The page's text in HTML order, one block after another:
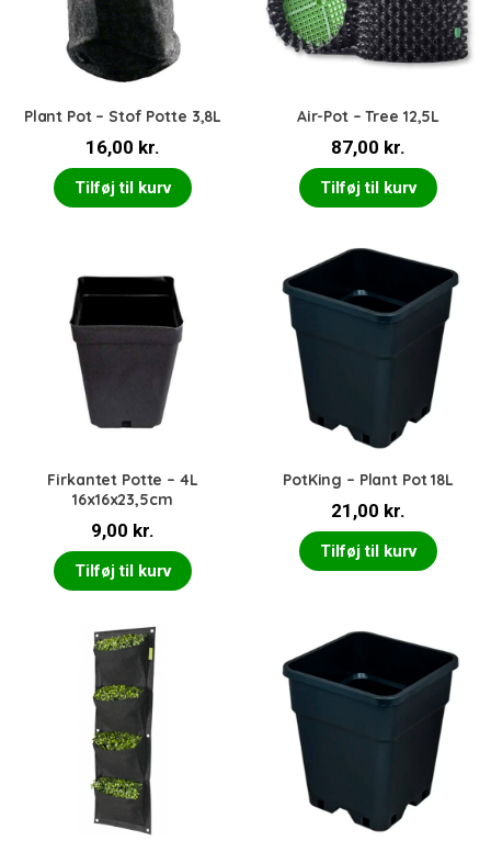
Plant Pot – Stof Potte 3,8L
16,00 kr.
Tilføj til kurv
Air-Pot – Tree 12,5L
87,00 kr.
Tilføj til kurv
Firkantet Potte – 4L
16x16x23,5cm
9,00 kr.
Tilføj til kurv
PotKing – Plant Pot 18L
21,00 kr.
Tilføj til kurv